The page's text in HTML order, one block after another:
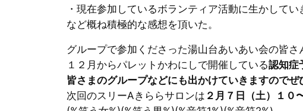
・現在参加しているボランティア活動に生かして
など概ね積極的な感想を頂いた。
グループで参加くださった湯山台あいあい会の皆
１２月からパレットかわにしで開催している認知症
皆さまのグループなどにも出かけていきますのでぜ
次回のスリーAきららサロンは ２月７日（土）１０